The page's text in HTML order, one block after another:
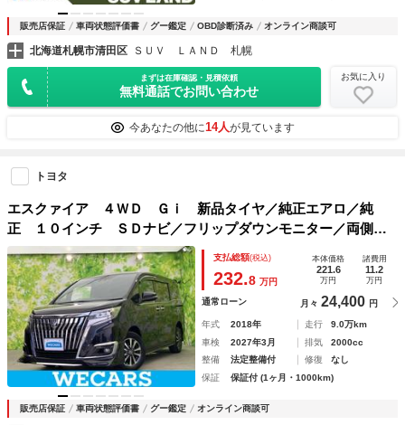
販売店保証 車両状態評価書 グー鑑定 OBD診断済み オンライン商談可
北海道札幌市清田区 ＳＵＶ ＬＡＮＤ 札幌
まずは在庫確認・見積依頼
無料通話でお問い合わせ
お気に入り
今あなたの他に14人が見ています
トヨタ
エスクァイア ４ＷＤ Ｇｉ 新品タイヤ／純正エアロ／純
正 １０インチ ＳＤナビ／フリップダウンモニター／両側電
動スライドドア／シートヒーター／ヘッドランプ ＬＥＤ／Ｅ
ＴＣ／ＥＢＤ付ＡＢＳ／横滑り防止装置／アイドリングストッ
プ
支払総額(税込)
232.8 万円
本体価格
221.6
万円
諸費用
11.2
万円
通常ローン 月々 24,400 円
年式 2018年 走行
9.0万km
車検
2027年3月 排気
2000cc
整備
法定整備付 修復
なし
保証
保証付 (1ヶ月・1000km)
販売店保証 車両状態評価書 グー鑑定 オンライン商談可